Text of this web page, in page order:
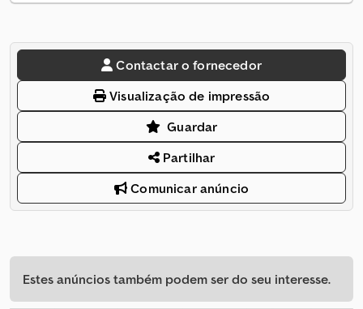
Contactar o fornecedor
Visualização de impressão
Guardar
Partilhar
Comunicar anúncio
Estes anúncios também podem ser do seu interesse.